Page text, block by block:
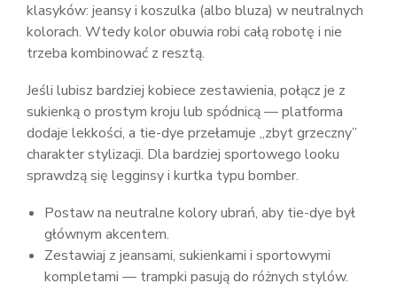
klasyków: jeansy i koszulka (albo bluza) w neutralnych
kolorach. Wtedy kolor obuwia robi całą robotę i nie
trzeba kombinować z resztą.
Jeśli lubisz bardziej kobiece zestawienia, połącz je z
sukienką o prostym kroju lub spódnicą — platforma
dodaje lekkości, a tie-dye przełamuje „zbyt grzeczny”
charakter stylizacji. Dla bardziej sportowego looku
sprawdzą się legginsy i kurtka typu bomber.
Postaw na neutralne kolory ubrań, aby tie-dye był
głównym akcentem.
Zestawiaj z jeansami, sukienkami i sportowymi
kompletami — trampki pasują do różnych stylów.